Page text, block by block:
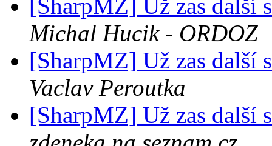
[SharpMZ] Už zas další
Michal Hucik - ORDOZ
[SharpMZ] Už zas další
Vaclav Peroutka
[SharpMZ] Už zas další